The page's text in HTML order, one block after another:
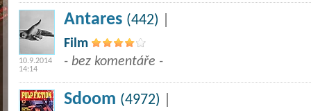
10.9.2014
14:14
Antares (442)
Film
- bez komentáře -
Sdoom (4972)